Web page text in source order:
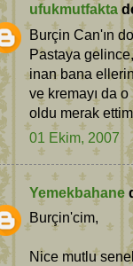
ufukmutfakta
Burçin Can'ın
Pastaya
inan bana
ve kremayı da o
oldu merak
01 Ekim, 2007
Yemekbahane
Burçin'cim,
Nice mutlu